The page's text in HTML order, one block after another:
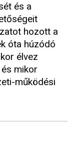
és a
hozott a
óta húzódó
élvez
mikor
működési